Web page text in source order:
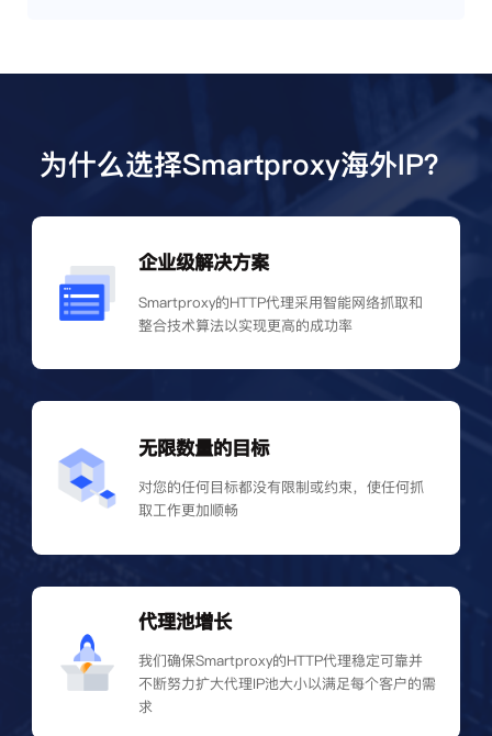
为什么选择Smartproxy海外IP？
企业级解决方案
Smartproxy的HTTP代理采用智能网络抓取和
整合技术算法以实现更高的成功率
无限数量的目标
对您的任何目标都没有限制或约束，使任何抓
取工作更加顺畅
代理池增长
我们确保Smartproxy的HTTP代理稳定可靠并
不断努力扩大代理IP池大小以满足每个客户的需
求